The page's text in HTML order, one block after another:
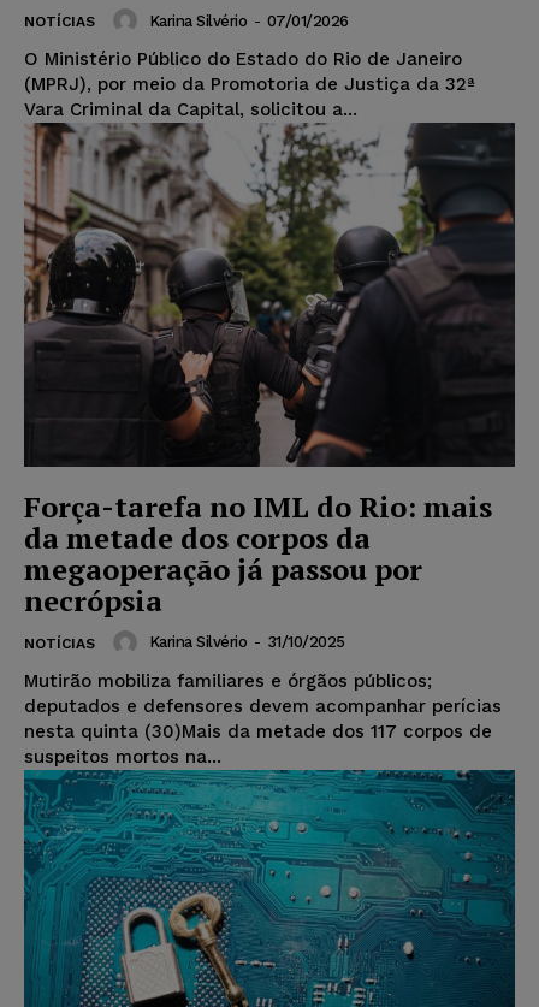
NOTÍCIAS Karina Silvério - 07/01/2026
O Ministério Público do Estado do Rio de Janeiro
(MPRJ), por meio da Promotoria de Justiça da 32ª
Vara Criminal da Capital, solicitou a...
Força-tarefa no IML do Rio: mais
da metade dos corpos da
megaoperação já passou por
necrópsia
NOTÍCIAS Karina Silvério - 31/10/2025
Mutirão mobiliza familiares e órgãos públicos;
deputados e defensores devem acompanhar perícias
nesta quinta (30)Mais da metade dos 117 corpos de
suspeitos mortos na...